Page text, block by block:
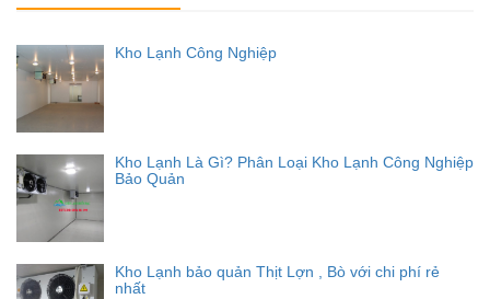
Kho Lạnh Công Nghiệp
Kho Lạnh Là Gì? Phân Loại Kho Lạnh Công Nghiệp
Bảo Quản
Kho Lạnh bảo quản Thịt Lợn , Bò với chi phí rẻ
nhất